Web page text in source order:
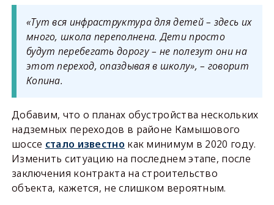
«Тут вся инфраструктура для детей – здесь их
много, школа переполнена. Дети просто
будут перебегать дорогу – не полезут они на
этот переход, опаздывая в школу», – говорит
Копина.
Добавим, что о планах обустройства нескольких
надземных переходов в районе Камышового
шоссе стало известно как минимум в 2020 году.
Изменить ситуацию на последнем этапе, после
заключения контракта на строительство
объекта, кажется, не слишком вероятным.